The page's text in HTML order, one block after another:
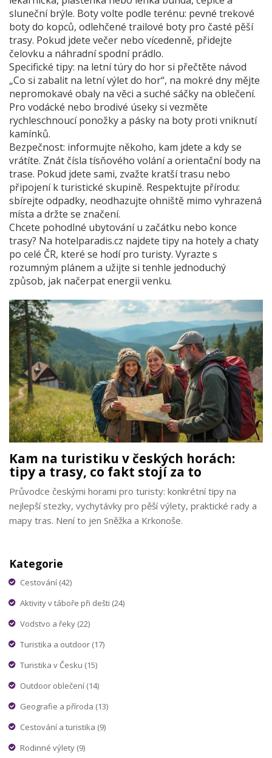
sluneční brýle. Boty volte podle terénu: pevné trekové
boty do kopců, odlehčené trailové boty pro časté pěší
trasy. Pokud jdete večer nebo vícedenně, přidejte
čelovku a náhradní spodní prádlo.
Specifické tipy: na letní túry do hor si přečtěte návod
„Co si zabalit na letní výlet do hor“, na mokré dny mějte
nepromokavé obaly na věci a suché sáčky na oblečení.
Pro vodácké nebo brodivé úseky si vezměte
rychleschnoucí ponožky a pásky na boty proti vniknutí
kamínků.
Bezpečnost: informujte někoho, kam jdete a kdy se
vrátíte. Znát čísla tísňového volání a orientační body na
trase. Pokud jdete sami, zvažte kratší trasu nebo
připojení k turistické skupině. Respektujte přírodu:
sbírejte odpadky, neodhazujte ohniště mimo vyhrazená
místa a držte se značení.
Chcete pohodlné ubytování u začátku nebo konce
trasy? Na hotelparadis.cz najdete tipy na hotely a chaty
po celé ČR, které se hodí pro turisty. Vyrazte s
rozumným plánem a užijte si tenhle jednoduchý
způsob, jak načerpat energii venku.
Kam na turistiku v českých horách:
tipy a trasy, co fakt stojí za to
Průvodce českými horami pro turisty: konkrétní tipy na
nejlepší stezky, vychytávky pro pěší výlety, praktické rady a
mapy tras. Není to jen Sněžka a Krkonoše.
Kategorie
Cestování (42)
Aktivity v táboře při dešti (24)
Vodstvo a řeky (22)
Turistika a outdoor (17)
Turistika v Česku (15)
Outdoor oblečení (14)
Geografie a příroda (13)
Cestování a turistika (9)
Rodinné výlety (9)